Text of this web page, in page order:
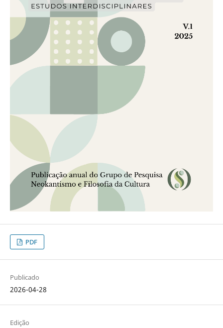
PDF
Publicado
2026-04-28
Edição